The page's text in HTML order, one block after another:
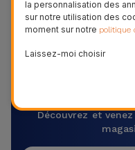
Référence:
Réparez
Découvrez et
la personnalisation des
sur notre utilisation des
moment sur notre politique
Laissez-moi choisir